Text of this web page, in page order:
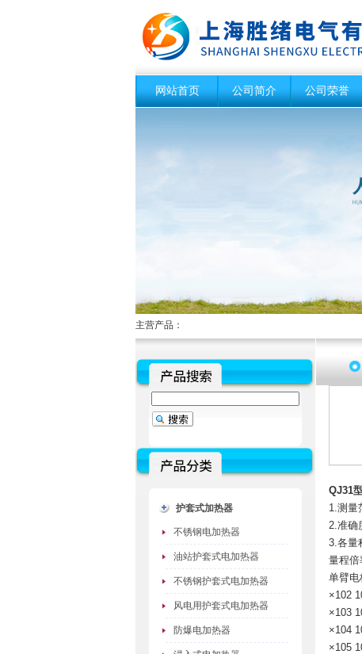
网站首页 公司简介 公司荣誉
主营产品：
护套式加热器
不锈钢电加热器
油站护套式电加热器
不锈钢护套式电加热器
风电用护套式电加热器
防爆电加热器
QJ31
1.测量
2.准确
3.各量
量程倍
单臂电
×102
×103
×104
×105